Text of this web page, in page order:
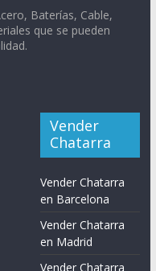
Baterías, Cable,
que se pueden
Vender
Chatarra
Vender Chatarra
en Barcelona
Vender Chatarra
en Madrid
Vender Chatarra